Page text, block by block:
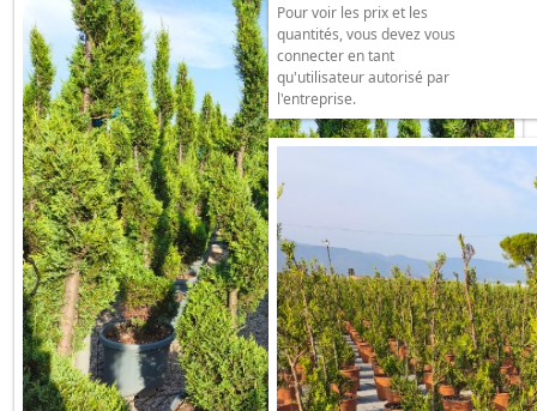
Pour voir les prix et les
quantités, vous devez vous
connecter en tant
qu'utilisateur autorisé par
l'entreprise.